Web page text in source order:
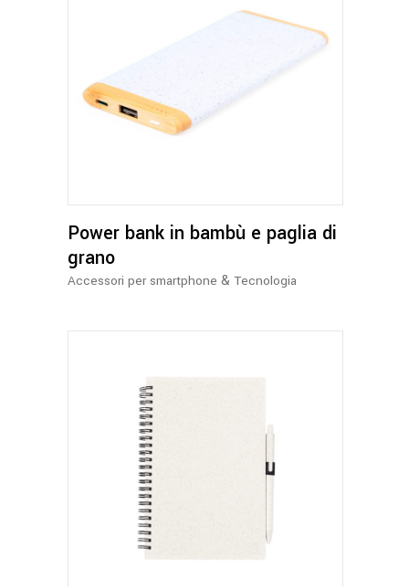
Power bank in bambù e paglia di
grano
Accessori per smartphone & Tecnologia